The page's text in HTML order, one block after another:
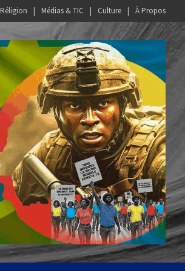
Réligion Médias & TIC Culture À Propos